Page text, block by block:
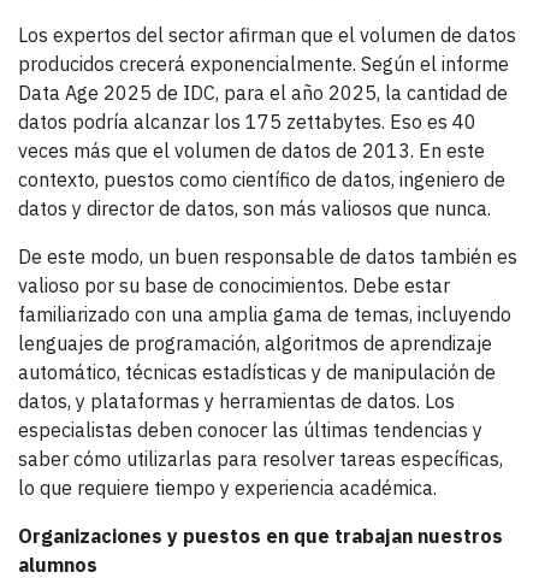
Los expertos del sector afirman que el volumen de datos
producidos crecerá exponencialmente. Según el informe
Data Age 2025 de IDC, para el año 2025, la cantidad de
datos podría alcanzar los 175 zettabytes. Eso es 40
veces más que el volumen de datos de 2013. En este
contexto, puestos como científico de datos, ingeniero de
datos y director de datos, son más valiosos que nunca.
De este modo, un buen responsable de datos también es
valioso por su base de conocimientos. Debe estar
familiarizado con una amplia gama de temas, incluyendo
lenguajes de programación, algoritmos de aprendizaje
automático, técnicas estadísticas y de manipulación de
datos, y plataformas y herramientas de datos. Los
especialistas deben conocer las últimas tendencias y
saber cómo utilizarlas para resolver tareas específicas,
lo que requiere tiempo y experiencia académica.
Organizaciones y puestos en que trabajan nuestros
alumnos